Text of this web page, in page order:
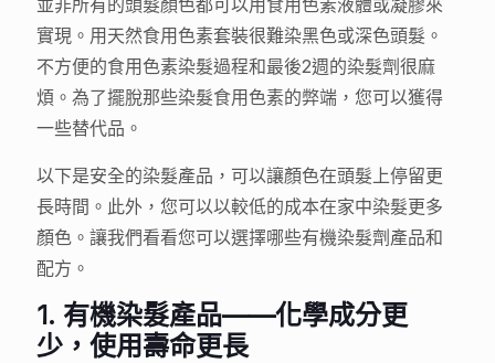
實現。用天然食用色素套裝很難染黑色或深色頭髮。
不方便的食用色素染髮過程和最後2週的染髮劑很麻
煩。為了擺脫那些染髮食用色素的弊端，您可以獲得
一些替代品。
以下是安全的染髮產品，可以讓顏色在頭髮上停留更
長時間。此外，您可以以較低的成本在家中染髮更多
顏色。讓我們看看您可以選擇哪些有機染髮劑產品和
配方。
1. 有機染髮產品——化學成分更
少，使用壽命更長